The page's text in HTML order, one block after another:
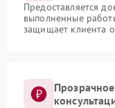
Предоставляется
выполненные
защищает клиента